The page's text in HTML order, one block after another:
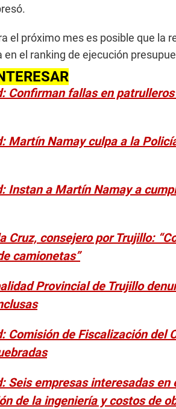
el próximo mes es posible que la
en el ranking de ejecución
Confirman fallas en
Martín Namay culpa a la
Instan a Martín Namay a
Cruz, consejero por Trujillo:
camionetas”
Provincial de Trujillo
Comisión de Fiscalización del
Seis empresas interesadas en
de la ingeniería y costos de